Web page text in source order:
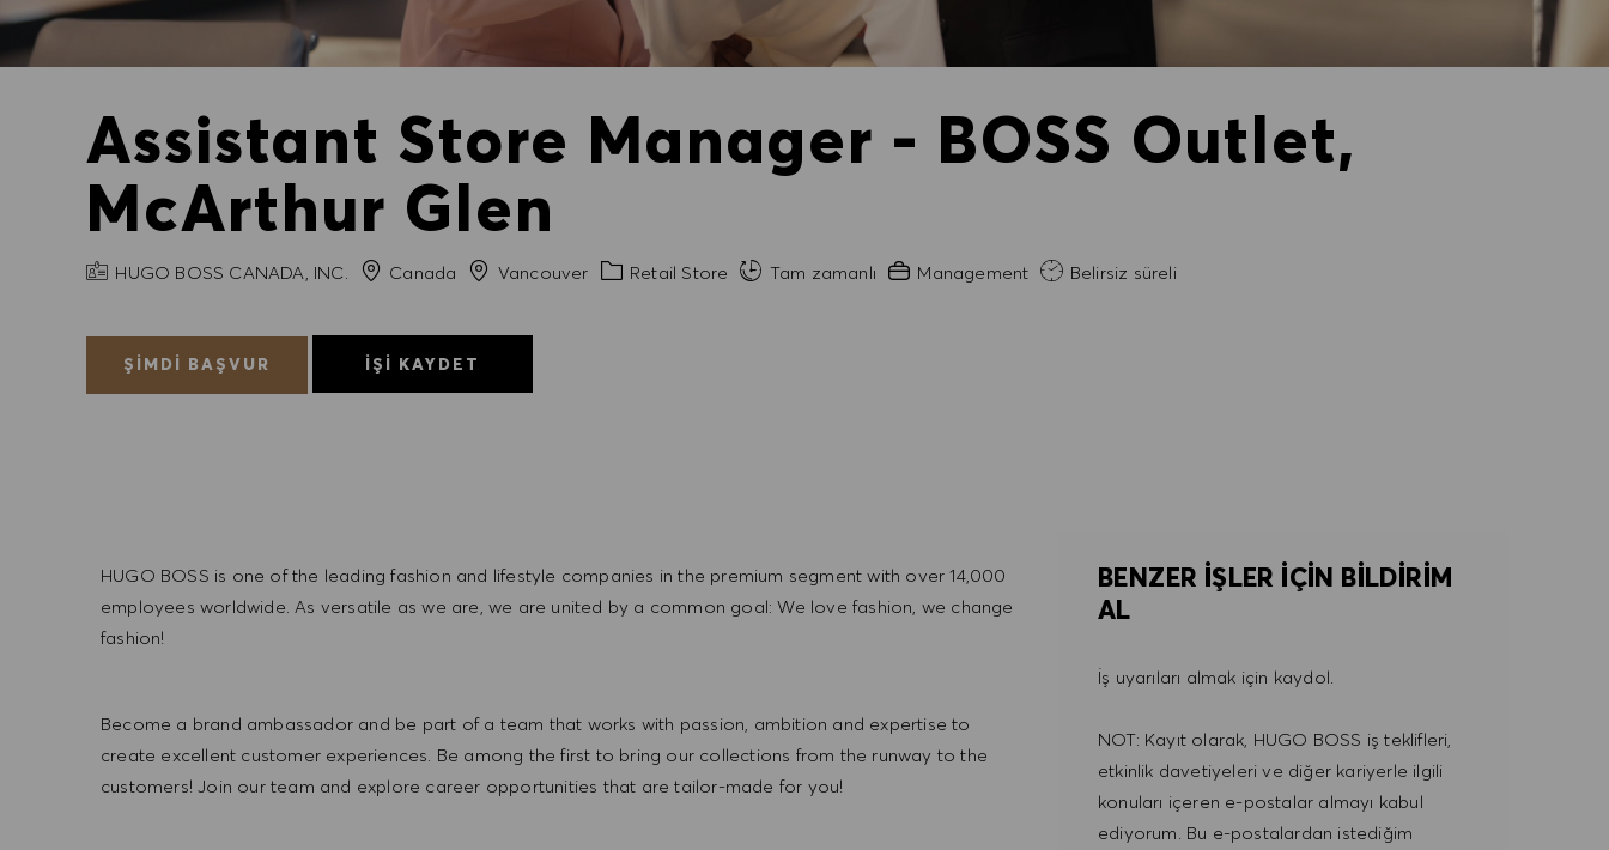
Assistant Store Manager - BOSS Outlet,
McArthur Glen
FIRMA ADI
HUGO BOSS CANADA, INC. Canada ŞehirVancouver Kategori
Retail Store Tam zamanlı Gerekli Deneyim
Management Belirsiz süreli
ŞIMDI BAŞVUR İŞI KAYDET
HUGO BOSS is one of the leading fashion and lifestyle companies in the premium segment with over 14,000
employees worldwide. As versatile as we are, we are united by a common goal: We love fashion, we change
fashion!
Become a brand ambassador and be part of a team that works with passion, ambition and expertise to
create excellent customer experiences. Be among the first to bring our collections from the runway to the
customers! Join our team and explore career opportunities that are tailor-made for you!
BENZER IŞLER IÇIN BILDIRIM
AL
İş uyarıları almak için kaydol.
NOT: Kayıt olarak, HUGO BOSS iş teklifleri,
etkinlik davetiyeleri ve diğer kariyerle ilgili
konuları içeren e-postalar almayı kabul
ediyorum. Bu e-postalardan istediğim